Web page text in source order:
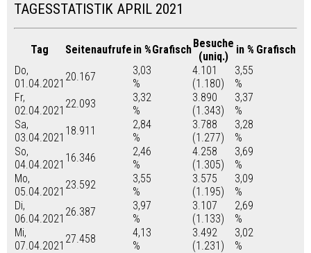
TAGESSTATISTIK APRIL 2021
Tag Seitenaufrufe in %GrafischBesuche
(uniq.)
in % Grafisch
Do,
01.04.2021
20.167
3,03
%
4.101
(1.180)
3,55
%
Fr,
02.04.2021
22.093
3,32
%
3.890
(1.343)
3,37
%
Sa,
03.04.2021
18.911
2,84
%
3.788
(1.277)
3,28
%
So,
04.04.2021
16.346
2,46
%
4.258
(1.305)
3,69
%
Mo,
05.04.2021
23.592
3,55
%
3.575
(1.195)
3,09
%
Di,
06.04.2021
26.387
3,97
%
3.107
(1.133)
2,69
%
Mi,
07.04.2021
27.458
4,13
%
3.492
(1.231)
3,02
%